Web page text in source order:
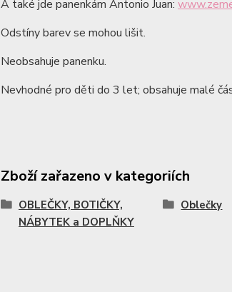
A také jde panenkám Antonio Juan:
Odstíny barev se mohou lišit.
Neobsahuje panenku.
Nevhodné pro děti do 3 let; obsahuje malé
Zboží zařazeno v kategoriích
OBLEČKY, BOTIČKY,
NÁBYTEK a DOPLŇKY
Oblečky